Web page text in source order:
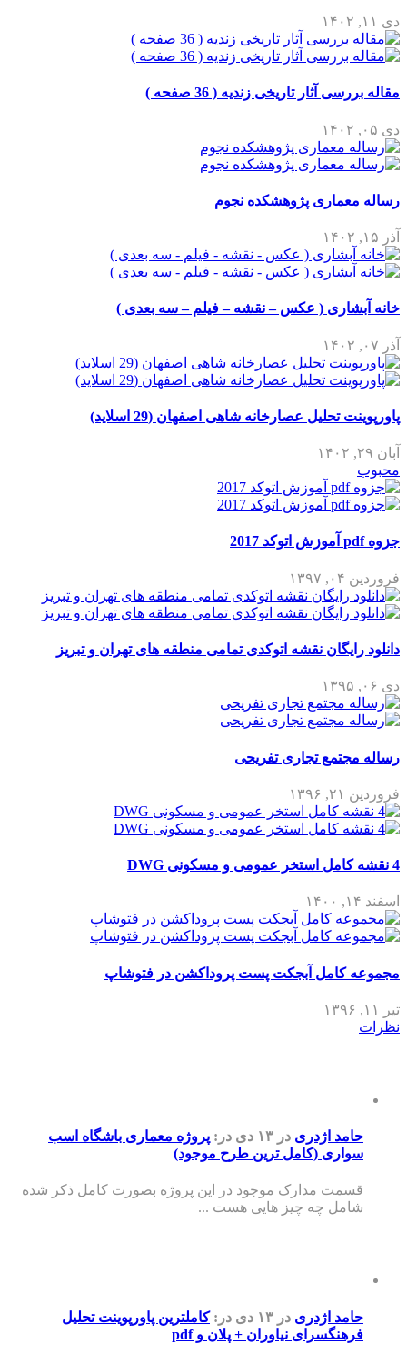
دی ۱۱, ۱۴۰۲
مقاله بررسی آثار تاریخی زندیه ( 36 صفحه )
دی ۰۵, ۱۴۰۲
رساله معماری پژوهشکده نجوم
آذر ۱۵, ۱۴۰۲
خانه آبشاری ( عکس – نقشه – فیلم – سه بعدی )
آذر ۰۷, ۱۴۰۲
پاورپوینت تحلیل عصارخانه شاهی اصفهان (29 اسلاید)
آبان ۲۹, ۱۴۰۲
محبوب
جزوه pdf آموزش اتوکد 2017
فروردین ۰۴, ۱۳۹۷
دانلود رایگان نقشه اتوکدی تمامی منطقه های تهران و تبریز
دی ۰۶, ۱۳۹۵
رساله مجتمع تجاری تفریحی
فروردین ۲۱, ۱۳۹۶
4 نقشه کامل استخر عمومی و مسکونی DWG
اسفند ۱۴, ۱۴۰۰
مجموعه کامل آبجکت پست پروداکشن در فتوشاپ
تیر ۱۱, ۱۳۹۶
نظرات
حامد اژدری در ۱۳ دی در: پروژه معماری باشگاه اسب
سواری (کامل ترین طرح موجود)
قسمت مدارک موجود در این پروژه بصورت کامل ذکر شده
شامل چه چیز هایی هست ...
حامد اژدری در ۱۳ دی در:کاملترین پاورپوینت تحلیل
فرهنگسرای نیاوران + پلان و pdf